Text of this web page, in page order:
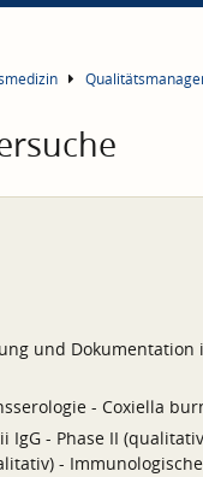
und Dokumentation
- Coxiella
- Phase II
-